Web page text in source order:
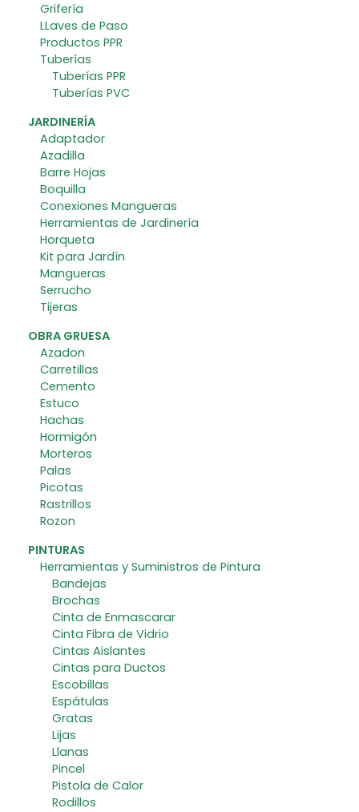
Grifería
LLaves de Paso
Productos PPR
Tuberías
Tuberías PPR
Tuberías PVC
JARDINERÍA
Adaptador
Azadilla
Barre Hojas
Boquilla
Conexiones Mangueras
Herramientas de Jardinería
Horqueta
Kit para Jardín
Mangueras
Serrucho
Tijeras
OBRA GRUESA
Azadon
Carretillas
Cemento
Estuco
Hachas
Hormigón
Morteros
Palas
Picotas
Rastrillos
Rozon
PINTURAS
Herramientas y Suministros de Pintura
Bandejas
Brochas
Cinta de Enmascarar
Cinta Fibra de Vidrio
Cintas Aislantes
Cintas para Ductos
Escobillas
Espátulas
Gratas
Lijas
Llanas
Pincel
Pistola de Calor
Rodillos